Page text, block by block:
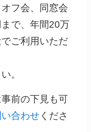
フ会、同窓会
で、年間20万
ご利用いただ
。
前の下見も可
合わせ くださ